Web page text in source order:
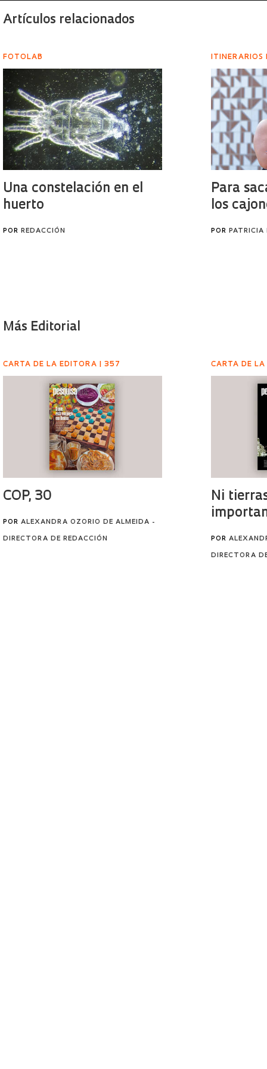
Artículos relacionados
FOTOLAB
Una constelación en el
huerto
POR REDACCIÓN
Para
los
PORPATRICIA
Más Editorial
CARTA DE LA EDITORA | 357
COP, 30
POR ALEXANDRA OZORIO DE ALMEIDA -
DIRECTORA DE REDACCIÓN
CARTA DE
Ni
POR
DIRECTORA